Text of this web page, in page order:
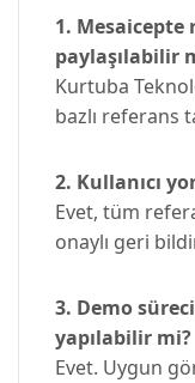
1.
paylaşılabilir
Kurtuba
bazlı referans
2. Kullanıcı
Evet, tüm
onaylı geri
3. Demo
yapılabilir mi?
Evet. Uygun